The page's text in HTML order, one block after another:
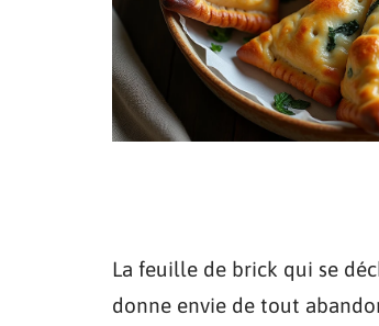
La feuille de brick qui se
donne envie de tout